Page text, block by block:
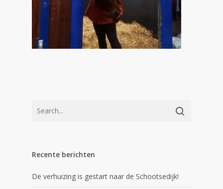
Recente berichten
De verhuizing is gestart naar de Schootsedijk!